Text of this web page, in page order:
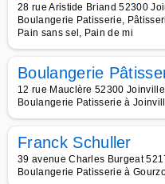
28 rue Aristide Briand 52300
Boulangerie Patisserie,
Pain sans sel, Pain de mi
Boulangerie
12 rue Mauclère 52300
Boulangerie Patisserie à
Franck Schuller
39 avenue Charles Burgeat
Boulangerie Patisserie à